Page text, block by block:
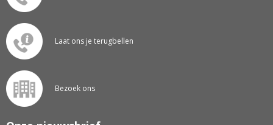
Laat ons je terugbellen
Bezoek ons